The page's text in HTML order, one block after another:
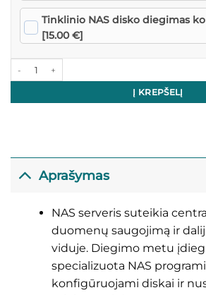
Tinklinio NAS disko diegimas
[15.00 €]
Į KREPŠELĮ
Aprašymas
NAS serveris suteikia
duomenų saugojimą ir
viduje. Diegimo metu
specializuota NAS
konfigūruojami diskai ir